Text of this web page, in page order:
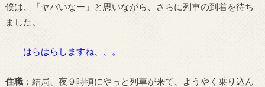
僕は、「ヤバいなー」と思いながら、さらに列車の到着を待ち
ました。
――はらはらしますね、、。
住職：結局、夜９時頃にやっと列車が来て、ようやく乗り込ん